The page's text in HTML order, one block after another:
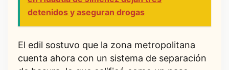
detenidos y aseguran drogas
El edil sostuvo que la zona metropolitana
cuenta ahora con un sistema de separación